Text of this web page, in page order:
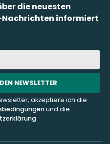
die neuesten
informiert
Mail-
Addresse
NEWSLETTER
akzeptiere ich die
und die